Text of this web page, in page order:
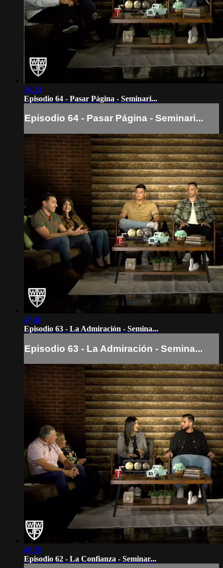
36:24
Episodio 64 - Pasar Página - Seminari...
Episodio 64 - Pasar Página - Seminari...
47:40
Episodio 63 - La Admiración - Semina...
Episodio 63 - La Admiración - Semina...
49:28
Episodio 62 - La Confianza - Seminar...